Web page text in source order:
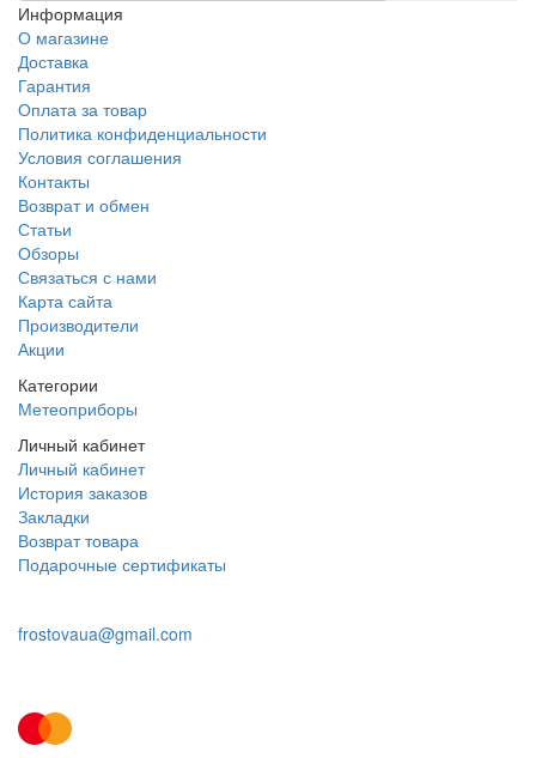
Информация
О магазине
Доставка
Гарантия
Оплата за товар
Политика конфиденциальности
Условия соглашения
Контакты
Возврат и обмен
Статьи
Обзоры
Связаться с нами
Карта сайта
Производители
Акции
Категории
Метеоприборы
Личный кабинет
Личный кабинет
История заказов
Закладки
Возврат товара
Подарочные сертификаты
frostovaua@gmail.com